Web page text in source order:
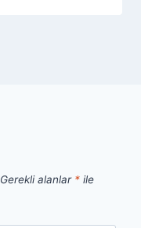
Gerekli alanlar * ile